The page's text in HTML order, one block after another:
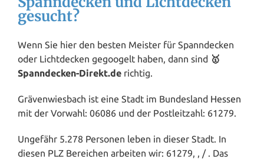
gesucht?
Wenn Sie hier den besten Meister für Spanndecken
oder Lichtdecken gegoogelt haben, dann sind 🥇
Spanndecken-Direkt.de richtig.
Grävenwiesbach ist eine Stadt im Bundesland Hessen
mit der Vorwahl: 06086 und der Postleitzahl: 61279.
Ungefähr 5.278 Personen leben in dieser Stadt. In
diesen PLZ Bereichen arbeiten wir: 61279, , / . Das